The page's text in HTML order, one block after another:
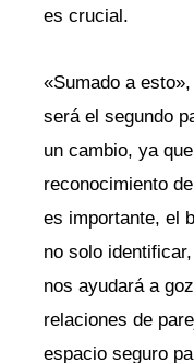
es crucial.
«Sumado a
será el segundo
un cambio, ya
reconocimiento
es importante, el
no solo
nos ayudará a
relaciones de
espacio seguro